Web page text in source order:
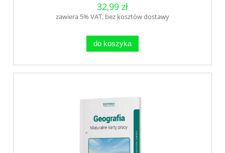
32,99 zł
zawiera 5% VAT, bez kosztów dostawy
do koszyka